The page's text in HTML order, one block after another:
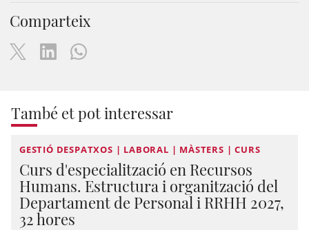
Comparteix
També et pot interessar
GESTIÓ DESPATXOS | LABORAL | MÀSTERS | CURS
Curs d'especialització en Recursos
Humans. Estructura i organització del
Departament de Personal i RRHH 2027,
32 hores